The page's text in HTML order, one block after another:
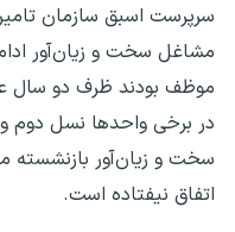
سرپرست اسبق سازمان
مشاغل سخت و زیان‌آور
موظف بودند ظرف دو سال
در برخی واحدها نسل دوم
سخت و زیان‌آور بازنشسته
اتفاق نیفتاده است.